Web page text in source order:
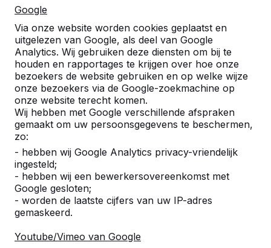
Google
Via onze website worden cookies geplaatst en
uitgelezen van Google, als deel van Google
Analytics. Wij gebruiken deze diensten om bij te
houden en rapportages te krijgen over hoe onze
bezoekers de website gebruiken en op welke wijze
onze bezoekers via de Google-zoekmachine op
onze website terecht komen.
Wij hebben met Google verschillende afspraken
gemaakt om uw persoonsgegevens te beschermen,
zo:
- hebben wij Google Analytics privacy-vriendelijk
ingesteld;
- hebben wij een bewerkersovereenkomst met
Google gesloten;
- worden de laatste cijfers van uw IP-adres
gemaskeerd.
Youtube/Vimeo van Google
Ontdek ons complete
assortiment
Pingpongtafels -->